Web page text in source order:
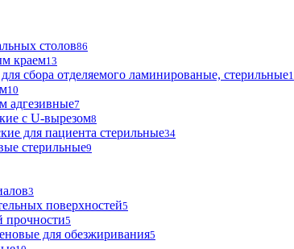
столов86
краем13
сбора отделяемого ламинированые, стерильные1
10
адгезивные7
с U-вырезом8
для пациента стерильные34
стерильные9
3
поверхностей5
прочности5
для обезжиривания5